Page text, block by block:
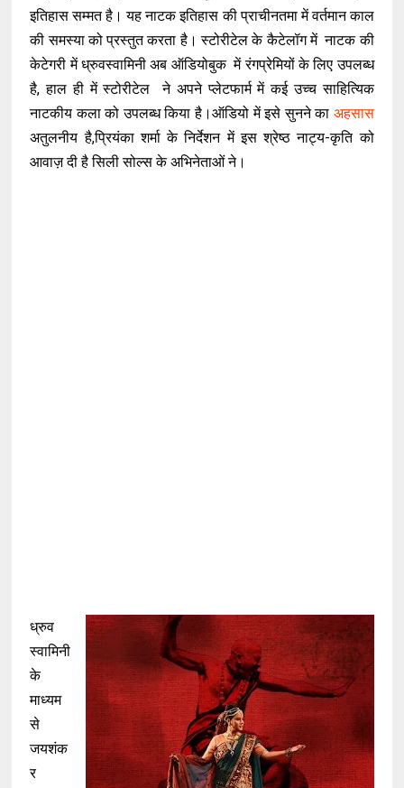
इतिहास सम्मत है। यह नाटक इतिहास की प्राचीनतमा में वर्तमान काल
की समस्या को प्रस्तुत करता है। स्टोरीटेल के कैटेलॉग में नाटक की
केटेगरी में ध्रुवस्वामिनी अब ऑडियोबुक में रंगप्रेमियों के लिए उपलब्ध
है, हाल ही में स्टोरीटेल ने अपने प्लेटफार्म में कई उच्च साहित्यिक
नाटकीय कला को उपलब्ध किया है।ऑडियो में इसे सुनने का अहसास
अतुलनीय है,प्रियंका शर्मा के निर्देशन में इस श्रेष्ठ नाट्य-कृति को
आवाज़ दी है सिली सोल्स के अभिनेताओं ने।
ध्रुव
स्वामिनी
के
माध्यम
से
जयशंक
र